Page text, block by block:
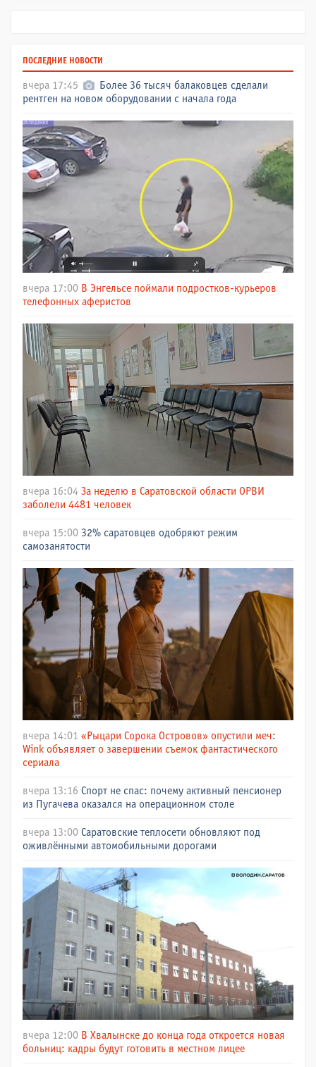
ПОСЛЕДНИЕ НОВОСТИ
вчера 17:45
Более 36 тысяч балаковцев сделали
рентген на новом оборудовании с начала года
вчера 17:00 В Энгельсе поймали подростков-курьеров
телефонных аферистов
вчера 16:04 За неделю в Саратовской области ОРВИ
заболели 4481 человек
вчера 15:00 32% саратовцев одобряют режим
самозанятости
вчера 14:01 «Рыцари Сорока Островов» опустили меч:
Wink объявляет о завершении съемок фантастического
сериала
вчера 13:16 Спорт не спас: почему активный пенсионер
из Пугачева оказался на операционном столе
вчера 13:00 Саратовские теплосети обновляют под
оживлёнными автомобильными дорогами
вчера 12:00 В Хвалынске до конца года откроется новая
больниц: кадры будут готовить в местном лицее